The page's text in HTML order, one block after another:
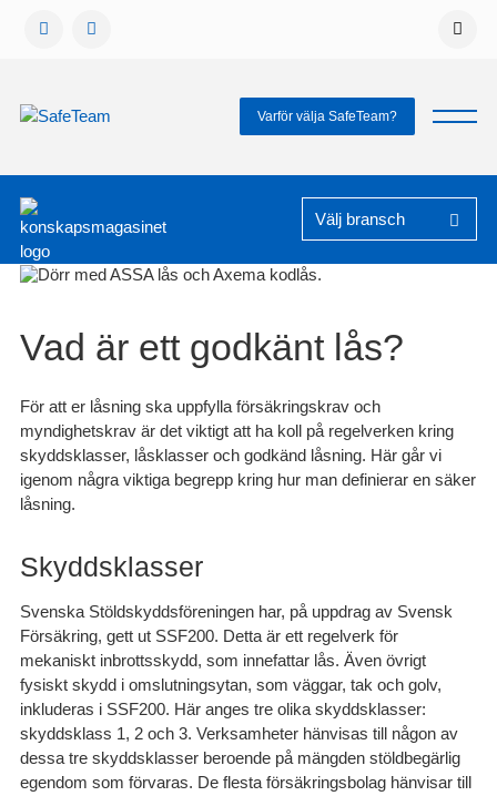
vidare
Varför välja SafeTeam?
Vad är ett godkänt lås?
För att er låsning ska uppfylla försäkringskrav och
myndighetskrav är det viktigt att ha koll på regelverken kring
skyddsklasser, låsklasser och godkänd låsning. Här går vi
igenom några viktiga begrepp kring hur man definierar en säker
låsning.
Skyddsklasser
Svenska Stöldskyddsföreningen har, på uppdrag av Svensk
Försäkring, gett ut SSF200. Detta är ett regelverk för
mekaniskt inbrottsskydd, som innefattar lås. Även övrigt
fysiskt skydd i omslutningsytan, som väggar, tak och golv,
inkluderas i SSF200. Här anges tre olika skyddsklasser:
skyddsklass 1, 2 och 3. Verksamheter hänvisas till någon av
dessa tre skyddsklasser beroende på mängden stöldbegärlig
egendom som förvaras. De flesta försäkringsbolag hänvisar till